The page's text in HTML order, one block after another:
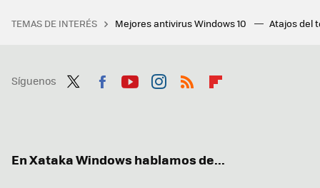
TEMAS DE INTERÉS Mejores antivirus Windows 10 Atajos del
Síguenos
En Xataka Windows hablamos de...